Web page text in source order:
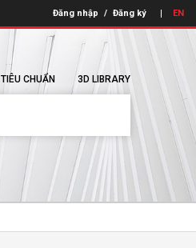
Đăng nhập / Đăng ký EN
TIÊU CHUẨN 3D LIBRARY